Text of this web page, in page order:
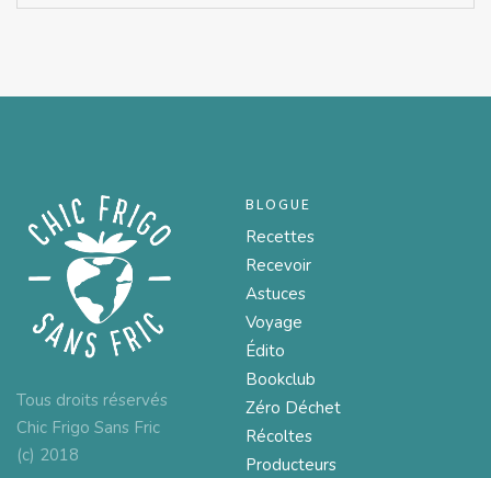
Tous droits réservés
Chic Frigo Sans Fric
(c) 2018
BLOGUE
Recettes
Recevoir
Astuces
Voyage
Édito
Bookclub
Zéro Déchet
Récoltes
Producteurs